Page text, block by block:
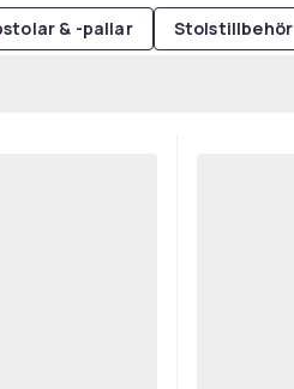
& -pallar Stolstillbehör